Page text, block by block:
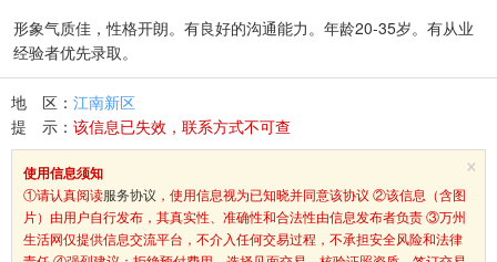
形象气质佳，性格开朗。有良好的沟通能力。年龄20-35岁。有从业
经验者优先录取。
地 区： 江南新区
提 示： 该信息已失效，联系方式不可查
×
使用信息须知
①请认真阅读服务协议 ，使用信息视为已知晓并同意该协议 ②该信息（含图
片）由用户自行发布，其真实性、准确性和合法性由信息发布者负责 ③万州
生活网仅提供信息交流平台，不介入任何交易过程，不承担安全风险和法律